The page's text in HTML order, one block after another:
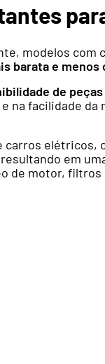
modelos com
barata e menos
de
na facilidade
carros elétricos,
em
de motor, filtros